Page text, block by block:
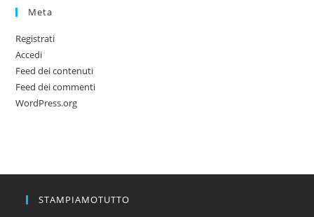
Meta
Registrati
Accedi
Feed dei contenuti
Feed dei commenti
WordPress.org
STAMPIAMOTUTTO